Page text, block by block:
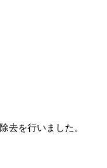
去を行いました。